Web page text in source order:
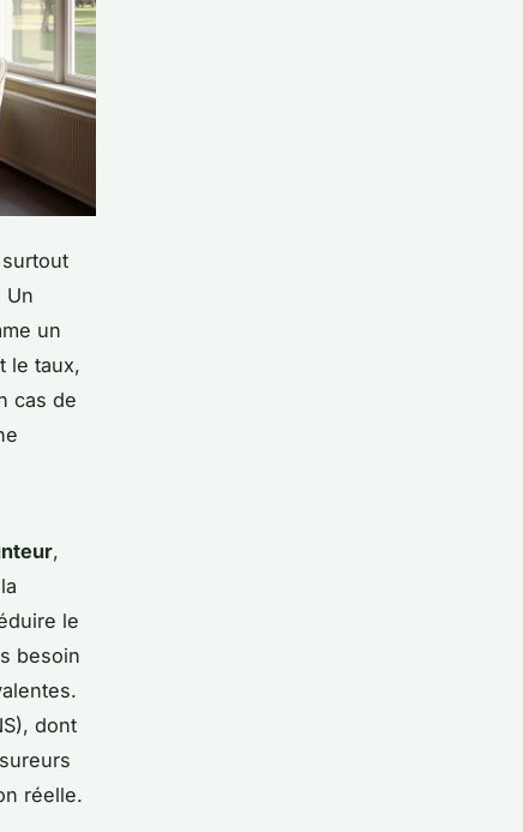
Un
un
le taux,
cas de
,
le
besoin
dont
réelle.